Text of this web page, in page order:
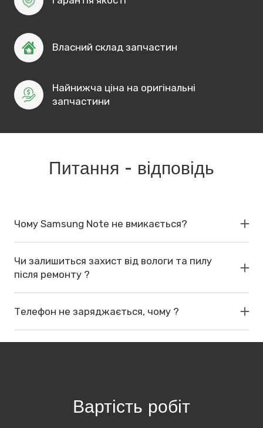
Власний склад запчастин
Найнижча ціна на оригінальні
запчастини
Питання - відповідь
Чому Samsung Note не вмикається?
Чи залишиться захист від вологи та пилу
після ремонту ?
Телефон не заряджається, чому ?
Вартість робіт